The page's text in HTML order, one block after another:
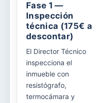
Fase 1 —
Inspección
técnica (175€ a
descontar)
El Director Técnico
inspecciona el
inmueble con
resistógrafo,
termocámara y